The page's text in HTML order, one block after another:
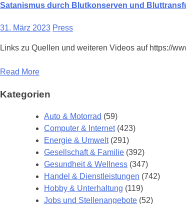
Satanismus durch Blutkonserven und
31. März 2023 Press
Links zu Quellen und weiteren Videos auf https://
Read More
Kategorien
Auto & Motorrad (59)
Computer & Internet(423)
Energie & Umwelt(291)
Gesellschaft & Familie (392)
Gesundheit & Wellness (347)
Handel & Dienstleistungen (742)
Hobby & Unterhaltung (119)
Jobs und Stellenangebote (52)